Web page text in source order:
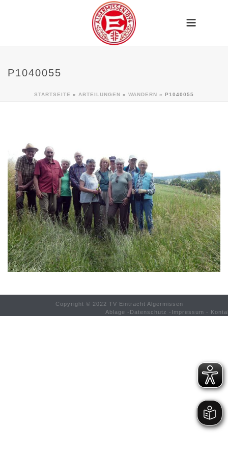
P1040055
STARTSEITE » ABTEILUNGEN » WANDERN » P1040055
Copyright © 2022 TV Eintracht Algermissen
Ablage - Datenschutz - Impressum -